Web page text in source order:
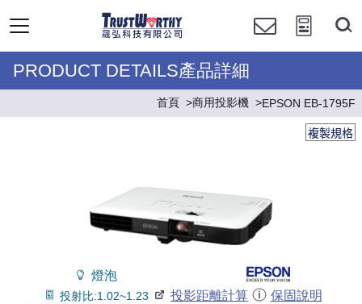
PRODUCT DETAILS產品詳細
首頁 商用投影機 EPSON EB-1795F
複製規格
燈泡
投射比:1.02~1.23 投影距離計算 保固說明